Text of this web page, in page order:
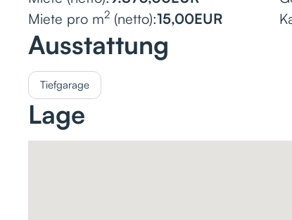
Miete pro m2 (netto):15,00EUR
Ausstattung
Tiefgarage
Lage